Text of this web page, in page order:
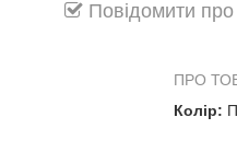
Повідомити про
ПРО
Колір: